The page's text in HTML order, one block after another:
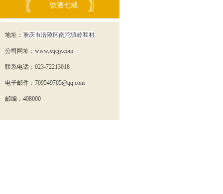
饮酒七戒
联系我们
地址： 重庆市涪陵区南沱镇睦和村
公司网址： www.xqcjy.com
联系电话：023-72213018
电子邮件： 709549705@qq.com
邮编：408000